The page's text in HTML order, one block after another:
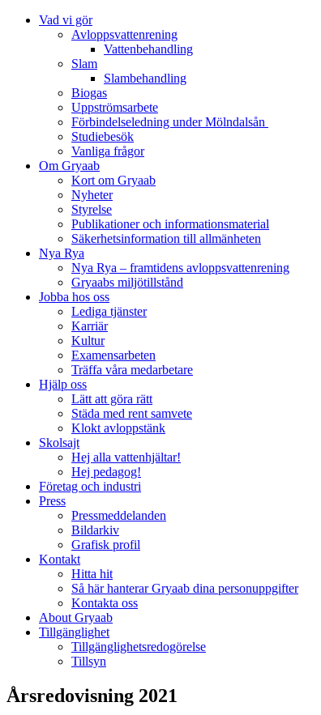
Vad vi gör
Avloppsvattenrening
Vatten­behandling
Slam
Slambehandling
Biogas
Uppströmsarbete
Förbindelseledning under Mölndalsån
Studiebesök
Vanliga frågor
Om Gryaab
Kort om Gryaab
Nyheter
Styrelse
Publikationer och informationsmaterial
Säkerhetsinformation till allmänheten
Nya Rya
Nya Rya – framtidens avloppsvattenrening
Gryaabs miljötillstånd
Jobba hos oss
Lediga tjänster
Karriär
Kultur
Examensarbeten
Träffa våra medarbetare
Hjälp oss
Lätt att göra rätt
Städa med rent samvete
Klokt avloppstänk
Skolsajt
Hej alla vattenhjältar!
Hej pedagog!
Företag och industri
Press
Pressmeddelanden
Bildarkiv
Grafisk profil
Kontakt
Hitta hit
Så här hanterar Gryaab dina personuppgifter
Kontakta oss
About Gryaab
Tillgänglighet
Tillgänglighetsredogörelse
Tillsyn
Årsredovisning 2021